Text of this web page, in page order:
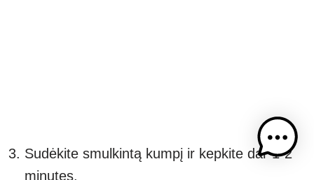
Sudėkite smulkintą kumpį ir kepkite dar 1-2
minutes.